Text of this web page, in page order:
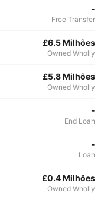
-
Free Transfer
£6.5 Milhões
Owned Wholly
£5.8 Milhões
Owned Wholly
-
End Loan
-
Loan
£0.4 Milhões
Owned Wholly